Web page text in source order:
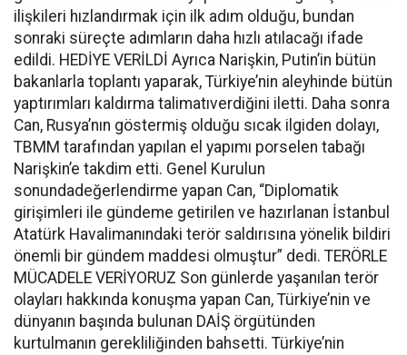
ilişkileri hızlandırmak için ilk adım olduğu, bundan
sonraki süreçte adımların daha hızlı atılacağı ifade
edildi. HEDİYE VERİLDİ Ayrıca Narişkin, Putin’in bütün
bakanlarla toplantı yaparak, Türkiye’nin aleyhinde bütün
yaptırımları kaldırma talimatıverdiğini iletti. Daha sonra
Can, Rusya’nın göstermiş olduğu sıcak ilgiden dolayı,
TBMM tarafından yapılan el yapımı porselen tabağı
Narişkin’e takdim etti. Genel Kurulun
sonundadeğerlendirme yapan Can, “Diplomatik
girişimleri ile gündeme getirilen ve hazırlanan İstanbul
Atatürk Havalimanındaki terör saldırısına yönelik bildiri
önemli bir gündem maddesi olmuştur” dedi. TERÖRLE
MÜCADELE VERİYORUZ Son günlerde yaşanılan terör
olayları hakkında konuşma yapan Can, Türkiye’nin ve
dünyanın başında bulunan DAİŞ örgütünden
kurtulmanın gerekliliğinden bahsetti. Türkiye’nin